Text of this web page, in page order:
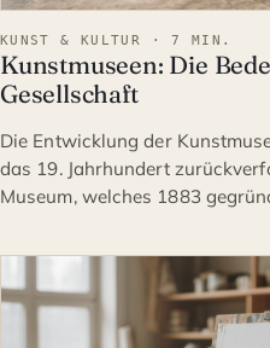
KUNST & KULTUR · 7 MIN.
Kunstmuseen: Die
Gesellschaft
Die Entwicklung der
das 19. Jahrhundert
Museum, welches 1883